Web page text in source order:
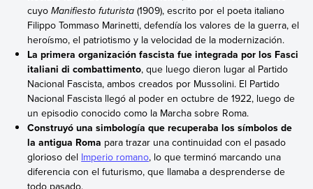
cuyoManifiesto futurista (1909), escrito por el poeta italiano
Filippo Tommaso Marinetti, defendía los valores de la guerra, el
heroísmo, el patriotismo y la velocidad de la modernización.
La primera organización fascista fue integrada por los Fasci
italiani di combattimento, que luego dieron lugar al Partido
Nacional Fascista, ambos creados por Mussolini. El Partido
Nacional Fascista llegó al poder en octubre de 1922, luego de
un episodio conocido como la Marcha sobre Roma.
Construyó una simbología que recuperaba los símbolos de
la antigua Roma para trazar una continuidad con el pasado
glorioso del Imperio romano, lo que terminó marcando una
diferencia con el futurismo, que llamaba a desprenderse de
todo pasado.